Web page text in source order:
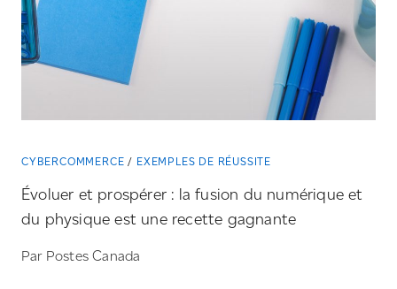
CYBERCOMMERCE EXEMPLES DE RÉUSSITE
Évoluer et prospérer : la fusion du numérique et
du physique est une recette gagnante
Par Postes Canada